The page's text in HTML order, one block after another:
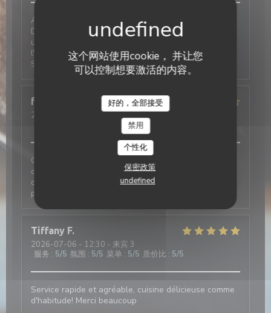
这个网站使用cookie， 并让您
可以控制想要激活的内容。
好的，全部接受
禁用
个性化
保密政策
undefined
Au Café Plume, on est toujours très bien accueillis.
Deux très bonnes expériences de réservation, l'une
un midi pour une petite table (4 adultes, 2 bébés),
l'autre pour un petit déjeuner professionnel à l'étage.
Service impeccable, plats quali. Je recommande
fabienne
2026-07-06
- 20:00 - 来宾 2
2/5 质价比
Cette note est liée au fait que nous avons fait le
choix de quitter le restaurant avant de commander
car nous avons aperçu une souris dans la salle. Je ne
peux pas évaluer le reste.
Tiffany F
2026-07-06 - 12:30 - 来宾 3
服务 : 5/5 氛围 : 5/5 菜单 : 5/5 质价比 : 5/5
Service rapide et agréable, cuisine délicieuse comme
d'habitude! Merci beaucoup